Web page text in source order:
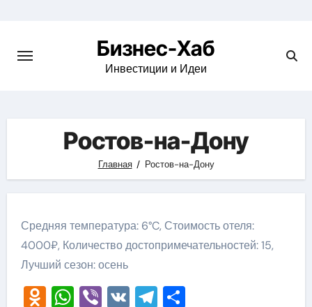
content
Бизнес-Хаб
Инвестиции и Идеи
Ростов-на-Дону
Главная Ростов-на-Дону
Средняя температура: 6°C, Стоимость отеля:
4000₽, Количество достопримечательностей: 15,
Лучший сезон: осень
Odnoklassniki
WhatsApp
Viber
VKTelegram
Отправить